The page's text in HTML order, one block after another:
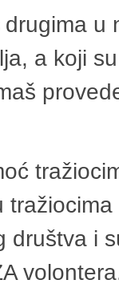
a koji
društva i